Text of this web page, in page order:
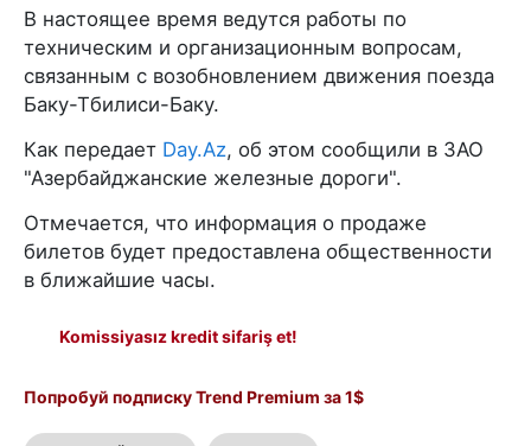
В настоящее время ведутся работы по
техническим и организационным вопросам,
связанным с возобновлением движения поезда
Баку-Тбилиси-Баку.
Как передает Day.Az, об этом сообщили в ЗАО
"Азербайджанские железные дороги".
Отмечается, что информация о продаже
билетов будет предоставлена общественности
в ближайшие часы.
Komissiyasız kredit sifariş et!
Попробуй подписку Trend Premium за 1$